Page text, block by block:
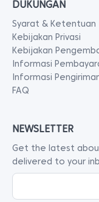
DUKUNGAN
Syarat & Ketentuan
Kebijakan Privasi
Kebijakan
Informasi
Informasi
FAQ
NEWSLETTER
Get the latest
delivered to your